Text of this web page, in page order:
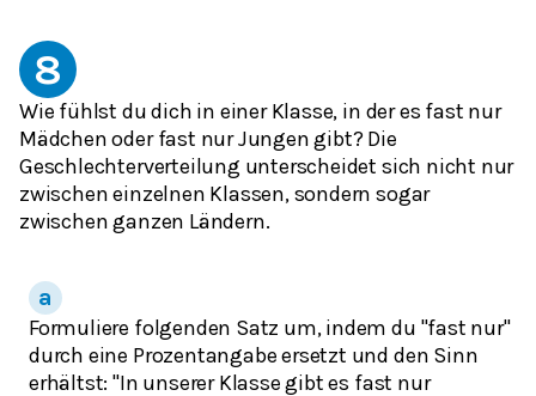
8
Wie fühlst du dich in einer Klasse, in der es fast nur
Mädchen oder fast nur Jungen gibt? Die
Geschlechterverteilung unterscheidet sich nicht nur
zwischen einzelnen Klassen, sondern sogar
zwischen ganzen Ländern.
Formuliere folgenden Satz um, indem du "fast nur"
durch eine Prozentangabe ersetzt und den Sinn
erhältst: "In unserer Klasse gibt es fast nur